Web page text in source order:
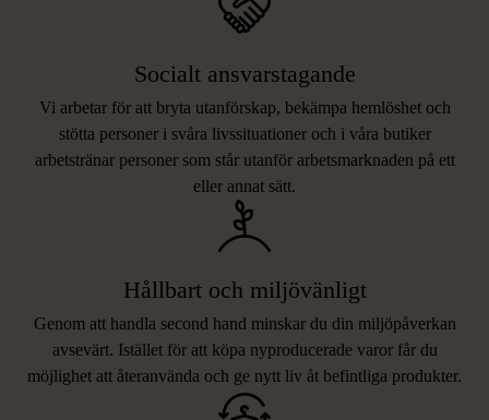
Socialt ansvarstagande
Vi arbetar för att bryta utanförskap, bekämpa hemlöshet och
stötta personer i svåra livssituationer och i våra butiker
arbetstränar personer som står utanför arbetsmarknaden på ett
eller annat sätt.
Hållbart och miljövänligt
Genom att handla second hand minskar du din miljöpåverkan
avsevärt. Istället för att köpa nyproducerade varor får du
möjlighet att återanvända och ge nytt liv åt befintliga produkter.